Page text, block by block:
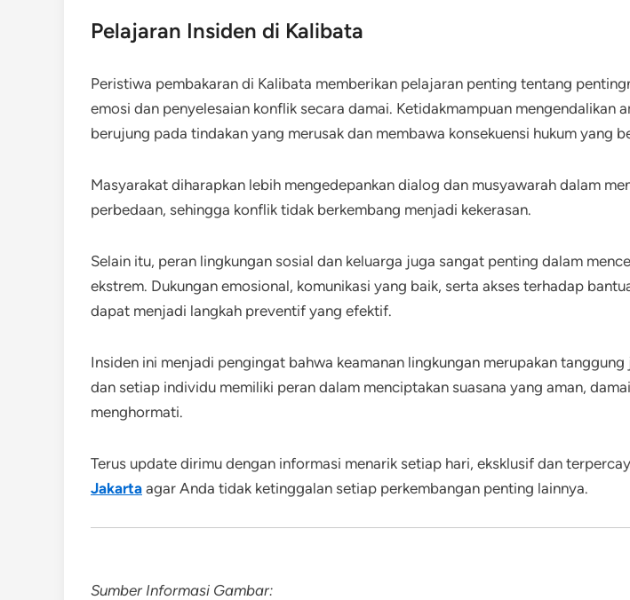
Pelajaran Insiden di Kalibata
Peristiwa pembakaran di Kalibata memberikan pelajaran penting tentang
emosi dan penyelesaian konflik secara damai. Ketidakmampuan mengendalikan
berujung pada tindakan yang merusak dan membawa konsekuensi hukum yang
Masyarakat diharapkan lebih mengedepankan dialog dan musyawarah dalam
perbedaan, sehingga konflik tidak berkembang menjadi kekerasan.
Selain itu, peran lingkungan sosial dan keluarga juga sangat penting dalam
ekstrem. Dukungan emosional, komunikasi yang baik, serta akses terhadap
dapat menjadi langkah preventif yang efektif.
Insiden ini menjadi pengingat bahwa keamanan lingkungan merupakan tanggung
dan setiap individu memiliki peran dalam menciptakan suasana yang aman,
menghormati.
Terus update dirimu dengan informasi menarik setiap hari, eksklusif dan
Jakarta agar Anda tidak ketinggalan setiap perkembangan penting lainnya.
Sumber Informasi Gambar: